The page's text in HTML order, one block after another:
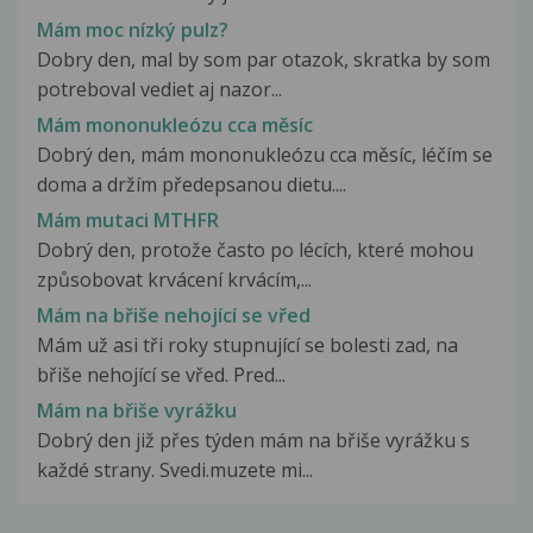
Mám moc nízký pulz?
Dobry den, mal by som par otazok, skratka by som
potreboval vediet aj nazor...
Mám mononukleózu cca měsíc
Dobrý den, mám mononukleózu cca měsíc, léčím se
doma a držím předepsanou dietu....
Mám mutaci MTHFR
Dobrý den, protože často po lécích, které mohou
způsobovat krvácení krvácím,...
Mám na břiše nehojící se vřed
Mám už asi tři roky stupnující se bolesti zad, na
břiše nehojící se vřed. Pred...
Mám na břiše vyrážku
Dobrý den již přes týden mám na břiše vyrážku s
každé strany. Svedi.muzete mi...